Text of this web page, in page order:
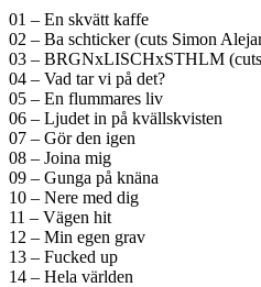
01 – En skvätt kaffe
02 – Ba schticker (cuts Simon
03 – BRGNxLISCHxSTHLM
04 – Vad tar vi på det?
05 – En flummares liv
06 – Ljudet in på kvällskvisten
07 – Gör den igen
08 – Joina mig
09 – Gunga på knäna
10 – Nere med dig
11 – Vägen hit
12 – Min egen grav
13 – Fucked up
14 – Hela världen